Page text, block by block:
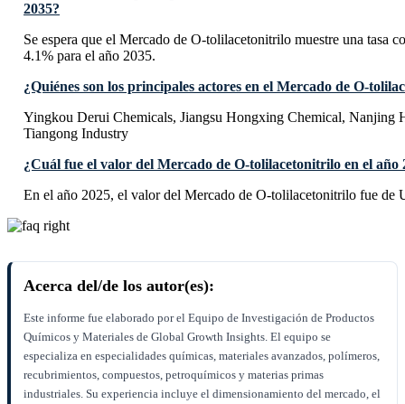
2035?
Se espera que el Mercado de O-tolilacetonitrilo muestre una tasa
4.1% para el año 2035.
¿Quiénes son los principales actores en el Mercado de O-
Yingkou Derui Chemicals, Jiangsu Hongxing Chemical, Nanjing
Tiangong Industry
¿Cuál fue el valor del Mercado de O-tolilacetonitrilo en el año
En el año 2025, el valor del Mercado de O-tolilacetonitrilo fue
Acerca del/de los autor(es):
Este informe fue elaborado por el Equipo de Investigación de Productos
Químicos y Materiales de Global Growth Insights. El equipo se
especializa en especialidades químicas, materiales avanzados, polímeros,
recubrimientos, compuestos, petroquímicos y materias primas
industriales. Su experiencia incluye el dimensionamiento del mercado, el